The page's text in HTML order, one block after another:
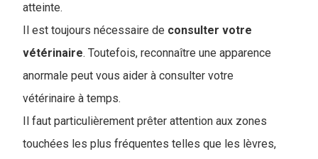
atteinte.
Il est toujours nécessaire de consulter votre
vétérinaire. Toutefois, reconnaître une apparence
anormale peut vous aider à consulter votre
vétérinaire à temps.
Il faut particulièrement prêter attention aux zones
touchées les plus fréquentes telles que les lèvres,